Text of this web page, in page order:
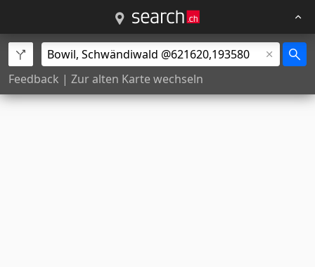
Feedback | Zur alten Karte wechseln